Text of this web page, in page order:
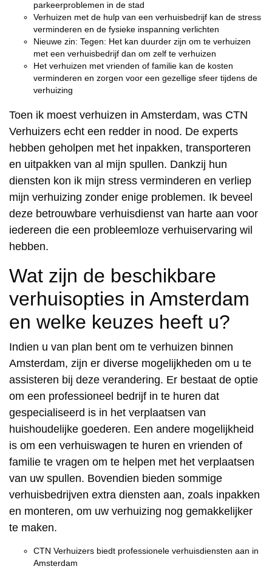
parkeerproblemen in de stad
Verhuizen met de hulp van een verhuisbedrijf kan de stress
verminderen en de fysieke inspanning verlichten
Nieuwe zin: Tegen: Het kan duurder zijn om te verhuizen
met een verhuisbedrijf dan om zelf te verhuizen
Het verhuizen met vrienden of familie kan de kosten
verminderen en zorgen voor een gezellige sfeer tijdens de
verhuizing
Toen ik moest verhuizen in Amsterdam, was CTN
Verhuizers echt een redder in nood. De experts
hebben geholpen met het inpakken, transporteren
en uitpakken van al mijn spullen. Dankzij hun
diensten kon ik mijn stress verminderen en verliep
mijn verhuizing zonder enige problemen. Ik beveel
deze betrouwbare verhuisdienst van harte aan voor
iedereen die een probleemloze verhuiservaring wil
hebben.
Wat zijn de beschikbare
verhuisopties in Amsterdam
en welke keuzes heeft u?
Indien u van plan bent om te verhuizen binnen
Amsterdam, zijn er diverse mogelijkheden om u te
assisteren bij deze verandering. Er bestaat de optie
om een professioneel bedrijf in te huren dat
gespecialiseerd is in het verplaatsen van
huishoudelijke goederen. Een andere mogelijkheid
is om een verhuiswagen te huren en vrienden of
familie te vragen om te helpen met het verplaatsen
van uw spullen. Bovendien bieden sommige
verhuisbedrijven extra diensten aan, zoals inpakken
en monteren, om uw verhuizing nog gemakkelijker
te maken.
CTN Verhuizers biedt professionele verhuisdiensten aan in
Amsterdam